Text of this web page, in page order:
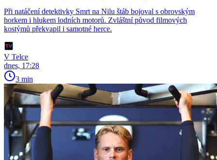
Při natáčení detektivky Smrt na Nilu štáb bojoval s obrovským
horkem i hlukem lodních motorů. Zvláštní původ filmových
kostýmů překvapil i samotné herce.
V Telce
dnes, 17:28
3 min